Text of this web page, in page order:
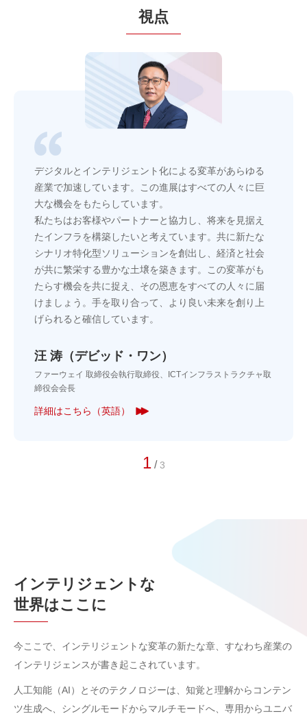
視点
デジタルとインテリジェント化による変革があらゆる
産業で加速しています。この進展はすべての人々に巨
大な機会をもたらしています。
私たちはお客様やパートナーと協力し、将来を見据え
たインフラを構築したいと考えています。共に新たな
シナリオ特化型ソリューションを創出し、経済と社会
が共に繁栄する豊かな土壌を築きます。この変革がも
たらす機会を共に捉え、その恩恵をすべての人々に届
けましょう。手を取り合って、より良い未来を創り上
げられると確信しています。
汪 涛（デビッド・ワン）
ファーウェイ 取締役会執行取締役、ICTインフラストラクチャ取
締役会会長
詳細はこちら（英語）
1/3
インテリジェントな
世界はここに
今ここで、インテリジェントな変革の新たな章、すなわち産業の
インテリジェンスが書き起こされています。
人工知能（AI）とそのテクノロジーは、知覚と理解からコンテン
ツ生成へ、シングルモードからマルチモードへ、専用からユニバ